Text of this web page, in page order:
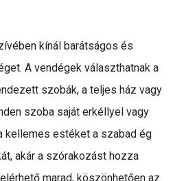
kínál barátságos és
A vendégek választhatnak a
szobák, a teljes ház vagy
szoba saját erkéllyel vagy
kellemes estéket a szabad ég
akár a szórakozást hozza
marad, köszönhetően az